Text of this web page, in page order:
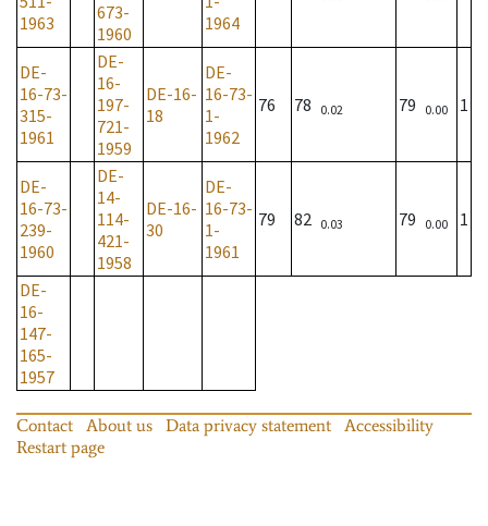
1963
673-
1960
1964
DE-
16-73-
315-
1961
DE-
16-
197-
721-
1959
DE-16-
18
DE-
16-73-
1-
1962
76 78 0.02 79 0.00 1
DE-
16-73-
239-
1960
DE-
14-
114-
421-
1958
DE-16-
30
DE-
16-73-
1-
1961
79 82 0.03 79 0.00 1
DE-
16-
147-
165-
1957
Contact About us Data privacy statement
Accessibility
Restart page